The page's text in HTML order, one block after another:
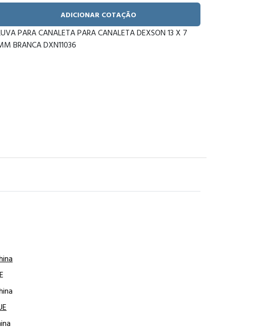
ADICIONAR COTAÇÃO
PARA CANALETA PARA CANALETA DEXSON 13 X 7
BRANCA DXN11036